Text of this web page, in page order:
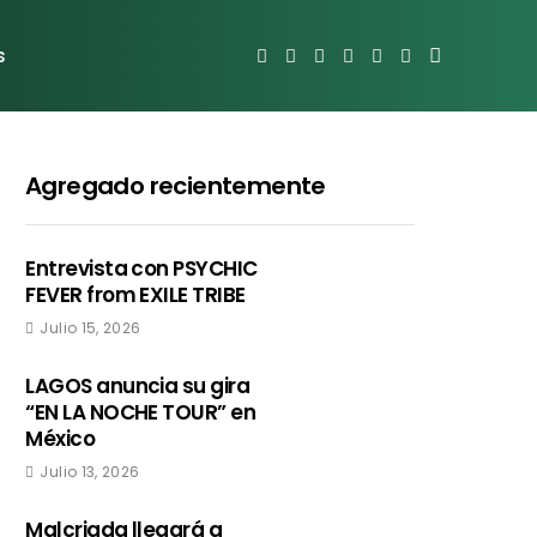
Agregado recientemente
Entrevista con PSYCHIC
FEVER from EXILE TRIBE
Julio 15, 2026
LAGOS anuncia su gira
“EN LA NOCHE TOUR” en
México
Julio 13, 2026
Malcriada llegará a